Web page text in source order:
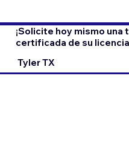
¡Solicite hoy mismo
certificada de su
Tyler TX